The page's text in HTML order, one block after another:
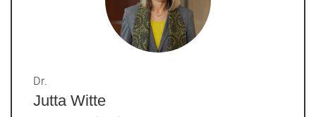
Jutta Witte
Dr.